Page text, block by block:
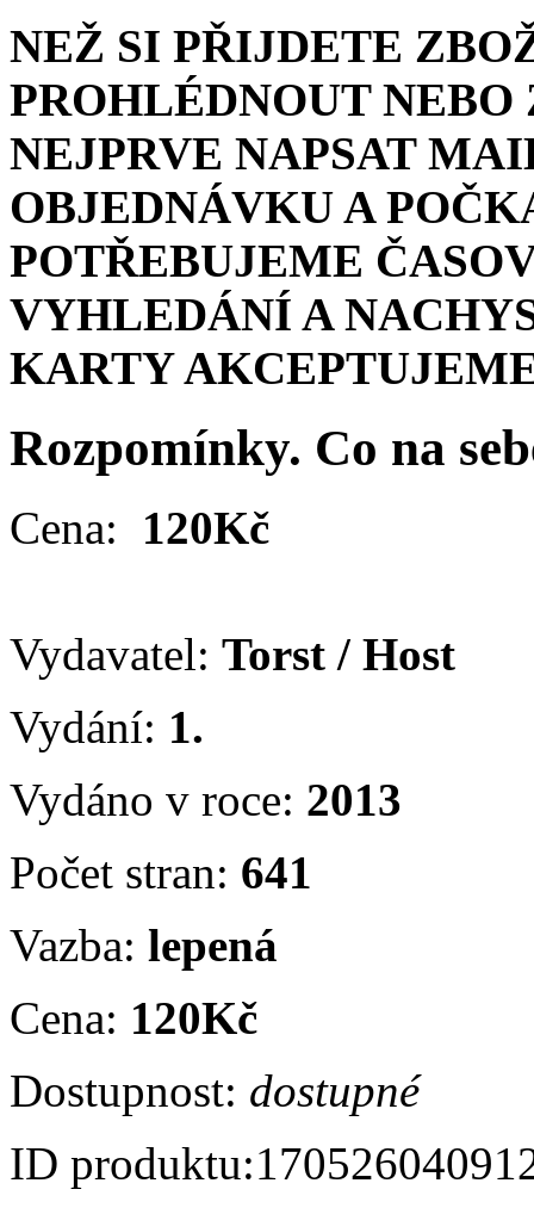
NEŽ SI PŘIJDETE
PROHLÉDNOUT
NEJPRVE NAPSAT
OBJEDNÁVKU A
POTŘEBUJEME
VYHLEDÁNÍ A
KARTY
Rozpomínky. Co na
Cena: 120Kč
Vydavatel: Torst / Host
Vydání: 1.
Vydáno v roce: 2013
Počet stran: 641
Vazba: lepená
Cena: 120Kč
Dostupnost: dostupné
ID produktu: